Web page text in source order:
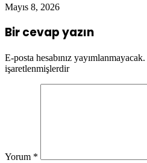
Mayıs 8, 2026
Bir cevap yazın
E-posta hesabınız yayımlanmayacak.
işaretlenmişlerdir
Yorum *